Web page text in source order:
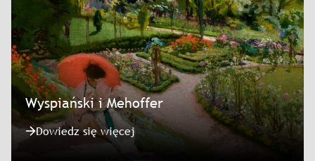
Wyspiański i Mehoffer
Dowiedz się więcej